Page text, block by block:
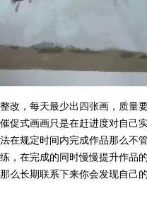
改，每天最少出四张画，质量
促式画画只是在赶进度对自己
在规定时间内完成作品那么不
，在完成的同时慢慢提升作品
么长期联系下来你会发现自己